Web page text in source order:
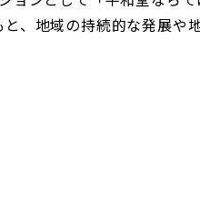
、地域の持続的な発展や